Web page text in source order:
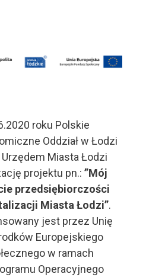
roku Polskie
Oddział w Łodzi
Miasta Łodzi
projektu pn.: ”Mój
przedsiębiorczości
Miasta Łodzi”.
jest przez Unię
Europejskiego
w ramach
Operacyjnego